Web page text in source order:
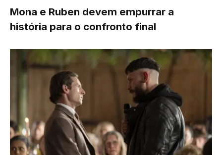
Mona e Ruben devem empurrar a
história para o confronto final